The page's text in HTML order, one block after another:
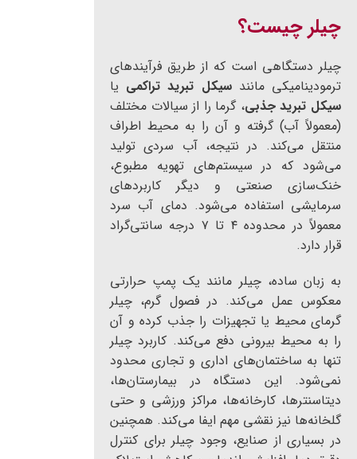
چیلر چیست؟
چیلر دستگاهی است که از طریق فرآیندهای
ترمودینامیکی مانندسیکل تبرید تراکمی یا
سیکل تبرید جذبی، گرما را از سیالات مختلف
(معمولاً آب) گرفته و آن را به محیط اطراف
منتقل می‌کند. در نتیجه، آب سردی تولید
می‌شود که در سیستم‌های تهویه مطبوع،
خنک‌سازی صنعتی و دیگر کاربردهای
سرمایشی استفاده می‌شود. دمای آب سرد
معمولاً در محدوده ۴ تا ۷ درجه سانتی‌گراد
قرار دارد.
به زبان ساده، چیلر مانند یک پمپ حرارتی
معکوس عمل می‌کند. در فصول گرم، چیلر
گرمای محیط یا تجهیزات را جذب کرده و آن
را به محیط بیرونی دفع می‌کند. کاربرد چیلر
تنها به ساختمان‌های اداری و تجاری محدود
نمی‌شود. این دستگاه در بیمارستان‌ها،
دیتاسنترها، کارخانه‌ها، مراکز ورزشی و حتی
گلخانه‌ها نیز نقشی مهم ایفا می‌کند. همچنین
در بسیاری از صنایع، وجود چیلر برای کنترل